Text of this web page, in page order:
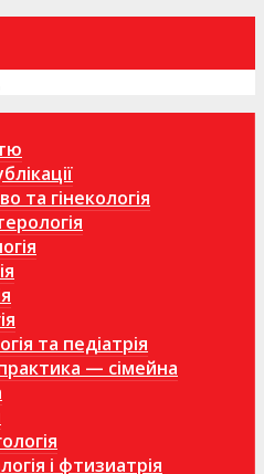
та гінекологія
та педіатрія
— сімейна
і фтизиатрія